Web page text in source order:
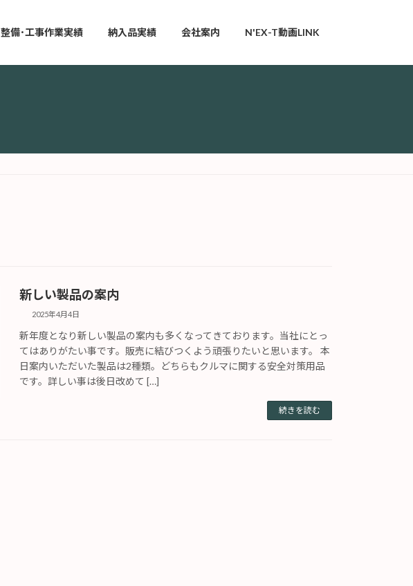
整備･工事作業実績 納入品実績 会社案内 N'EX-T動画LINK
新しい製品の案内
2025年4月4日
新年度となり新しい製品の案内も多くなってきております。当社にとっ
てはありがたい事です。販売に結びつくよう頑張りたいと思います。 本
日案内いただいた製品は2種類。どちらもクルマに関する安全対策用品
です。詳しい事は後日改めて […]
続きを読む